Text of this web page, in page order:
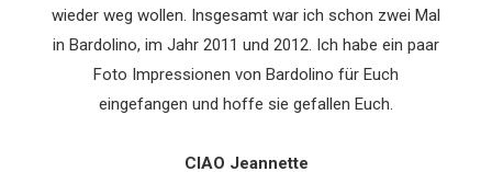
wieder weg wollen. Insgesamt war ich schon zwei Mal
in Bardolino, im Jahr 2011 und 2012. Ich habe ein paar
Foto Impressionen von Bardolino für Euch
eingefangen und hoffe sie gefallen Euch.
CIAO Jeannette